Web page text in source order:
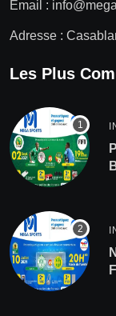
Email :
Adresse :
Les Plus